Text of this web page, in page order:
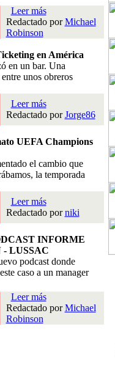
Leer más
Redactado porMichael
Robinson
en América
en un bar. Una
unos obreros
Leer más
Redactado porJorge86
UEFA Champions
el cambio que
la temporada
Leer más
Redactado porniki
INFORME
- LUSSAC
podcast donde
caso a un manager
Leer más
Redactado porMichael
Robinson